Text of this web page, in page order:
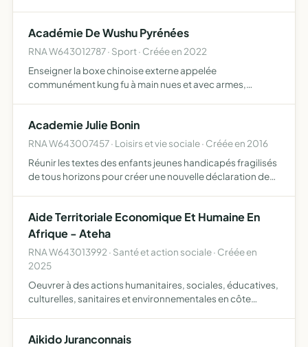
Académie De Wushu Pyrénées
RNA W643012787 · Sport · Créée en 2022
Enseigner la boxe chinoise externe appelée
communément kung fu à main nues et avec armes,
enseignant pour en…
Academie Julie Bonin
RNA W643007457 · Loisirs et vie sociale · Créée en 2016
Réunir les textes des enfants jeunes handicapés fragilisés
de tous horizons pour créer une nouvelle déclaration des
Aide Territoriale Economique Et Humaine En
Afrique - Ateha
RNA W643013992 · Santé et action sociale · Créée en
2025
Oeuvrer à des actions humanitaires, sociales, éducatives,
culturelles, sanitaires et environnementales en côte
l'éducatio…
Aikido Juranconnais